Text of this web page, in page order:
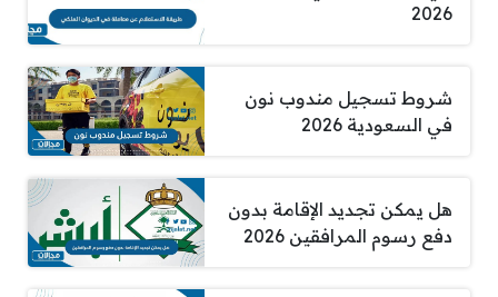
2026
شروط تسجيل مندوب نون
في السعودية 2026
هل يمكن تجديد الإقامة بدون
دفع رسوم المرافقين 2026